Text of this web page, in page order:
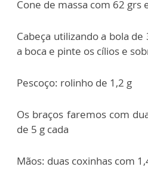
Cone de massa com 62 grs
Cabeça utilizando a bola
a boca e pinte os cílios e
Pescoço: rolinho de 1,2 g
Os braços faremos com
de 5 g cada
Mãos: duas coxinhas com